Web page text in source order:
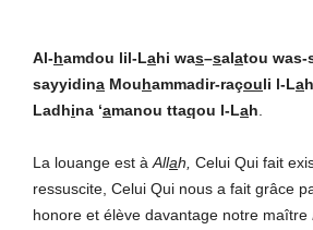
Al-hamdou lil-Lahi was–salatou was-
sayyidina Mouhammadir-raçouli l-La
Ladhina ‘amanou ttaqou l-Lah
La louange est à Allah, Celui Qui fait
ressuscite, Celui Qui nous a fait grâce
honore et élève davantage notre maître